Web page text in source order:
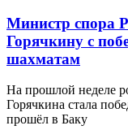
Министр спора
Горячкину с
шахматам
На прошлой неделе
Горячкина стала
прошёл в Баку